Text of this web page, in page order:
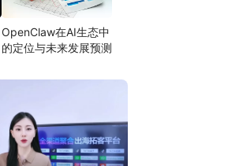
OpenClaw在AI生态中
的定位与未来发展预测